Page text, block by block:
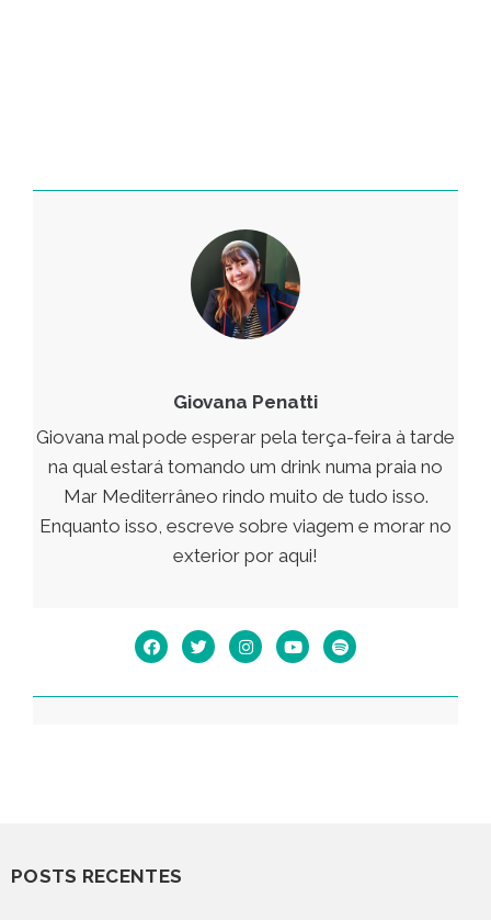
Giovana Penatti
Giovana mal pode esperar pela terça-feira à tarde
na qual estará tomando um drink numa praia no
Mar Mediterrâneo rindo muito de tudo isso.
Enquanto isso, escreve sobre viagem e morar no
exterior por aqui!
POSTS RECENTES